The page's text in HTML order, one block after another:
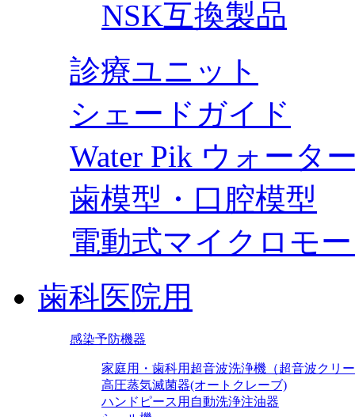
NSK互換製品
診療ユニット
シェードガイド
Water Pik ウォータ
歯模型・口腔模型
電動式マイクロモ
歯科医院用
感染予防機器
家庭用・歯科用超音波洗浄機（超音波クリ
高圧蒸気滅菌器(オートクレーブ)
ハンドピース用自動洗浄注油器